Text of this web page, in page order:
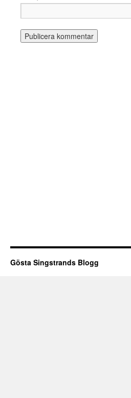
Gösta Singstrands Blogg